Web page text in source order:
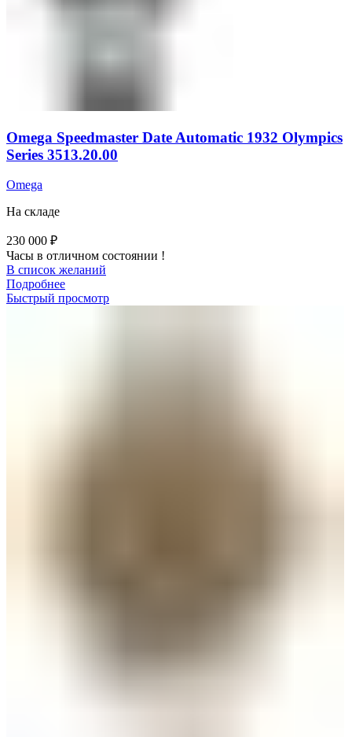
Omega Speedmaster Date Automatic 1932 Olympics
Series 3513.20.00
Omega
На складе
230 000 ₽
Часы в отличном состоянии !
В список желаний
Подробнее
Быстрый просмотр